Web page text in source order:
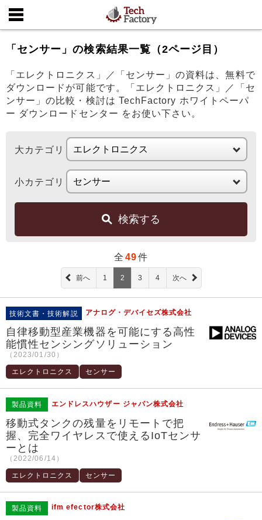
「センサー」の検索結果一覧（2ページ目）
「エレクトロニクス」／「センサー」の資料は、無料で
ダウンロードが可能です。「エレクトロニクス」／「セ
ンサー」の比較・検討は TechFactory ホワイトペーパ
ー ダウンロードセンター をお使い下さい。
大カテゴリ
小カテゴリ
検索する
全 49件
前へ 1 2 3 4 次へ
技術文書・技術解説 アナログ・デバイセズ株式会社
自律移動型産業機器を可能にする高性
能慣性センシングソリューション
（2023/01/30）
エレクトロニクス センサー
製品資料 エンドレスハウザー ジャパン株式会社
移動式タンクの残量をリモートで把
握、完全ワイヤレスで使えるIoTセンサ
ーとは
（2022/06/14）
エレクトロニクス センサー
製品資料 ifm efector株式会社